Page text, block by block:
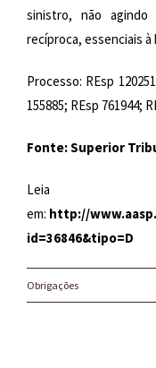
sinistro, não
recíproca, essenciais à
Processo: REsp
155885; REsp 761944;
Fonte: Superior
em: http://
id=36846&tipo=D
Obrigações